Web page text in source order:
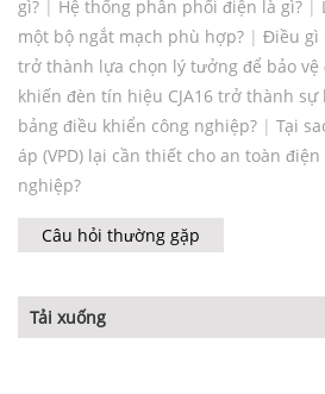
gì? | Hệ thống phân phối điện là gì? |
một bộ ngắt mạch phù hợp? | Điều gì
trở thành lựa chọn lý tưởng để bảo vệ
khiến đèn tín hiệu CJA16 trở thành
bảng điều khiển công nghiệp? | Tại
áp (VPD) lại cần thiết cho an toàn
nghiệp?
Câu hỏi thường gặp
Tải xuống